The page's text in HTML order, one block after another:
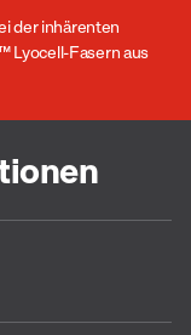
der inhärenten
Lyocell-Fasern aus